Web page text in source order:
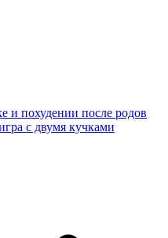
и похудении после родов
с двумя кучками